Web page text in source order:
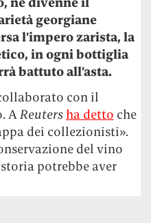
georgiane
l’impero zarista, la
in ogni bottiglia
battuto all’asta.
con il
AReuters ha detto che
dei collezionisti».
del vino
potrebbe aver